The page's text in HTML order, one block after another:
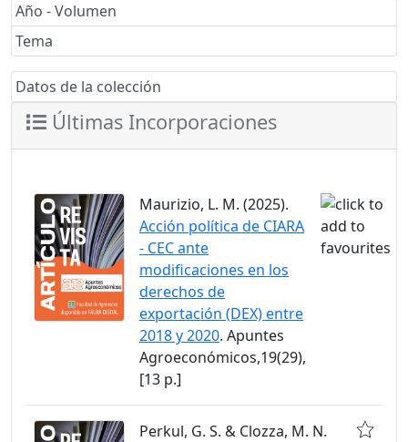
Año - Volumen
Tema
Datos de la colección
Últimas Incorporaciones
Maurizio, L. M. (2025).
Acción política de CIARA
- CEC ante
modificaciones en los
derechos de
exportación (DEX) entre
2018 y 2020. Apuntes
Agroeconómicos,19(29),
[13 p.]
Perkul, G. S. & Clozza, M. N.